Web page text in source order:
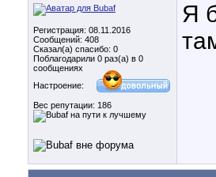
Регистрация: 08.11.2016
Сообщений: 408
Сказал(а) спасибо: 0
Поблагодарили 0 раз(а) в 0
сообщениях
Настроение:
Вес репутации: 186
Я